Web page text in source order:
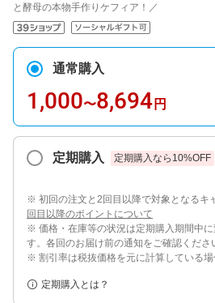
と酵母の本物手作りケフィア！／
通常購入
1,000〜8,694 円
定期購入 定期購入なら 10%OFF
※ 初回の注文と2回目以降で対象となるキ
回目以降のポイントについて
※ 価格・在庫等の状況は定期購入期間中に
す。各回のお届け前の通知をご確認くださ
※ 割引率は税抜価格を元に計算している場
定期購入とは？